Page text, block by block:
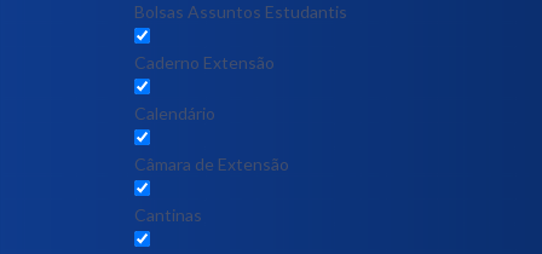
Bolsas Assuntos Estudantis
Caderno Extensão
Calendário
Câmara de Extensão
Cantinas